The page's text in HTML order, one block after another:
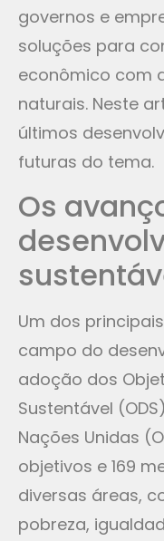
governos e
soluções para
econômico com
naturais. Neste
últimos
futuras do tema.
Os
Um dos
campo do
adoção dos
Sustentável
Nações Unidas
objetivos e 169
diversas áreas,
pobreza,